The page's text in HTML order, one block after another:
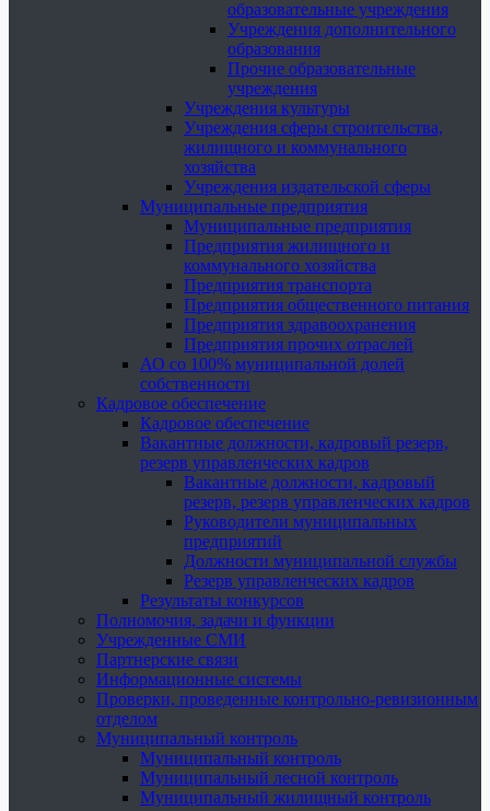
образовательные учреждения
Учреждения дополнительного
образования
Прочие образовательные
учреждения
Учреждения культуры
Учреждения сферы строительства,
жилищного и коммунального
хозяйства
Учреждения издательской сферы
Муниципальные предприятия
Муниципальные предприятия
Предприятия жилищного и
коммунального хозяйства
Предприятия транспорта
Предприятия общественного питания
Предприятия здравоохранения
Предприятия прочих отраслей
АО со 100% муниципальной долей
собственности
Кадровое обеспечение
Кадровое обеспечение
Вакантные должности, кадровый резерв,
резерв управленческих кадров
Вакантные должности, кадровый
резерв, резерв управленческих кадров
Руководители муниципальных
предприятий
Должности муниципальной службы
Резерв управленческих кадров
Результаты конкурсов
Полномочия, задачи и функции
Учрежденные СМИ
Партнерские связи
Информационные системы
Проверки, проведенные контрольно-ревизионным
отделом
Муниципальный контроль
Муниципальный контроль
Муниципальный лесной контроль
Муниципальный жилищный контроль